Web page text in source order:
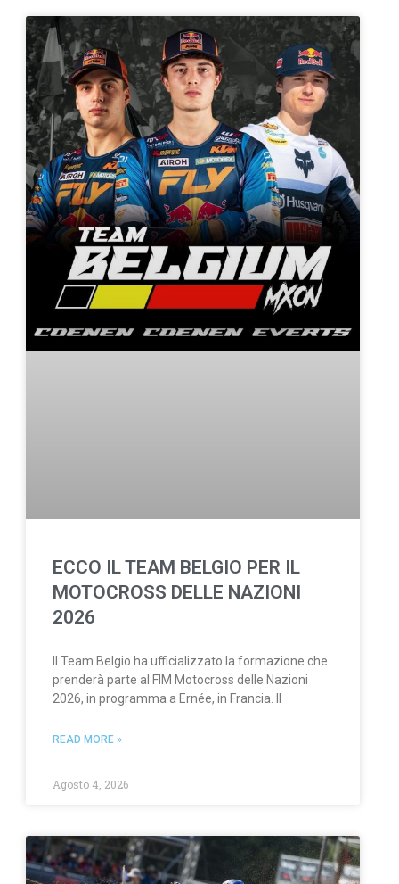
ECCO IL TEAM BELGIO PER IL
MOTOCROSS DELLE NAZIONI
2026
Il Team Belgio ha ufficializzato la formazione che
prenderà parte al FIM Motocross delle Nazioni
2026, in programma a Ernée, in Francia. Il
READ MORE »
Agosto 4, 2026